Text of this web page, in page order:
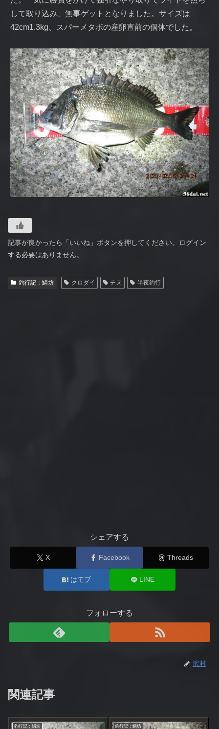
して取り込み、無事ゲットとなりました。サイズは
42cm1.3kg、スパーメタボの産卵直前の個体でした。
記事が良かったら「いいね」ボタンを押してください。ログイン
する必要はありません。
釣行記：鱗坊 クロダイ チヌ 半夜釣行
シェアする
X Facebook Threads
はてブ LINE
フォローする
沢村
関連記事
釣行記：鱗坊 釣行記：鱗坊